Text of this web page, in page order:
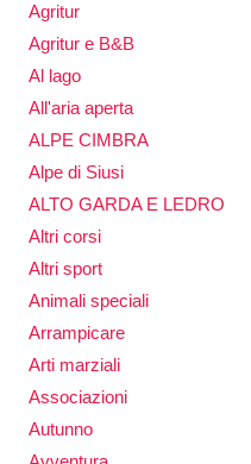
Agritur
Agritur e B&B
Al lago
All'aria aperta
ALPE CIMBRA
Alpe di Siusi
ALTO GARDA E LEDRO
Altri corsi
Altri sport
Animali speciali
Arrampicare
Arti marziali
Associazioni
Autunno